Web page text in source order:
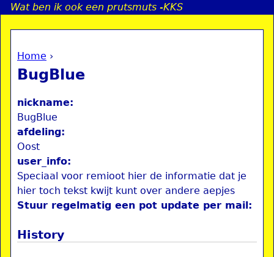
Jump to navigation
Wat ben ik ook een prutsmuts -KKS
You are here
Home ›
BugBlue
nickname:
BugBlue
afdeling:
Oost
user_info:
Speciaal voor remioot hier de informatie dat je
hier toch tekst kwijt kunt over andere aepjes
Stuur regelmatig een pot update per mail:
History